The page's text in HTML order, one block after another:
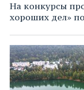
На конкурсы
хороших дел»